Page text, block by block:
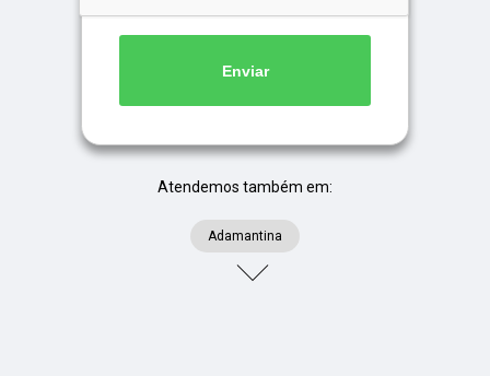
Enviar
Atendemos também em:
Adamantina